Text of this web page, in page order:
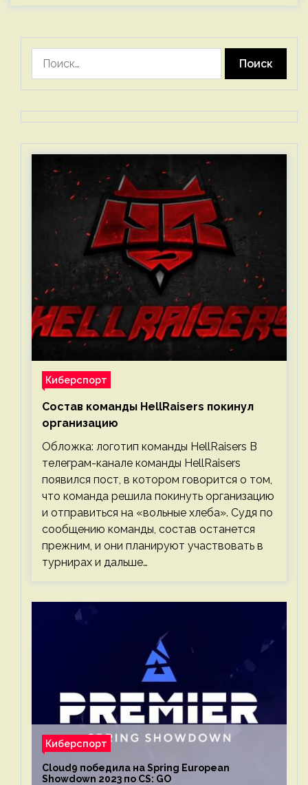
Киберспорт
Состав команды HellRaisers покинул
организацию
Обложка: логотип команды HellRaisers В
телеграм-канале команды HellRaisers
появился пост, в котором говорится о том,
что команда решила покинуть организацию
и отправиться на «вольные хлеба». Судя по
сообщению команды, состав останется
прежним, и они планируют участвовать в
турнирах и дальше…
Киберспорт
Cloud9 победила на Spring European
Showdown 2023 по CS: GO